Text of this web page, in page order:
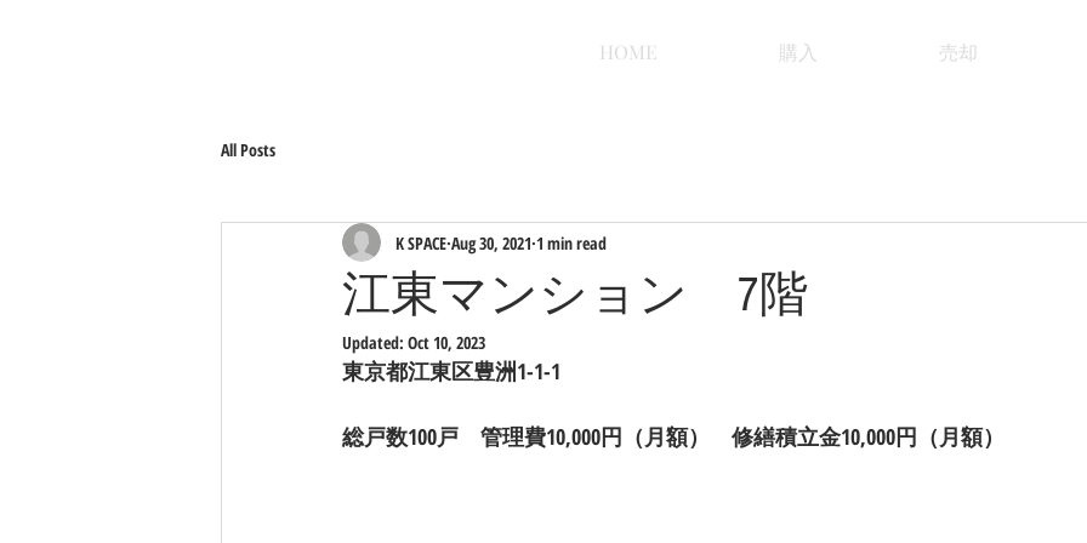
HOME 購入 売却
All Posts
江東マンション 7階
K SPACE Aug 30, 2021 1 min read
Updated: Oct 10, 2023
東京都江東区豊洲1-1-1
総戸数100戸　管理費10,000円（月額）　修繕積立金10,000円（月額）